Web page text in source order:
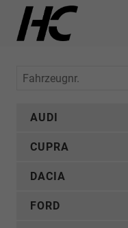
Fahrzeugnr.
AUDI
CUPRA
DACIA
FORD